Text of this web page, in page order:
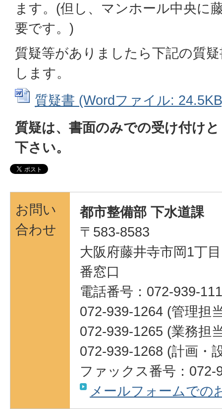
ます。(但し、マンホール中央に
要です。)
質疑等がありましたら下記の質
します。
質疑書 (Wordファイル:
質疑は、書面のみでの受け付け
下さい。
お問い
合わせ
都市整備部 下水道課
〒583-8583
大阪府藤井寺市岡1丁
番窓口
電話番号：072-939-
072-939-1264 (管理担
072-939-1265 (業務担
072-939-1268 (計画・
ファックス番号：072-
メールフォームでの